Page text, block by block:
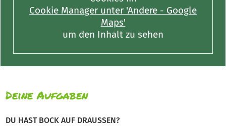
Cookie Manager unter 'Andere - Google
Maps'
um den Inhalt zu sehen
Deine Aufgaben
DU HAST BOCK AUF DRAUSSEN?